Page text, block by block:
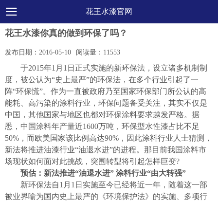
花王水漆官网
花王水漆你真的做到环保了吗？
发布日期： 2016-05-10 阅读量： 11553
于2015年1月1日正式实施的新环保法，设立诸多机制制
度，被公认为“史上最严”的环保法，在多个行业引起了一
阵“环保慌”。作为一直被政府乃至国家环保部门所公认的高
能耗、高污染的涂料行业，环保问题备受关注，其实不仅是
中国，其他国家与地区也都对环保涂料要求越发严格。据
悉，中国涂料年产量近1600万吨，环保型水性漆占比不足
50%，而欧美国家该比例高达90%，因此涂料行业人士猜测，
新法将推进油漆行业“油退水进”的进程。那目前我国涂料市
场现状如何面对此挑战，突围转型将引起怎样巨变?
预估：新法推进“油退水进” 涂料行业“由大转强”
新环保法自1月1日实施至今已经将近一年，随着这一部
被业界喻为国内史上最严的《环境保护法》的实施、多项行